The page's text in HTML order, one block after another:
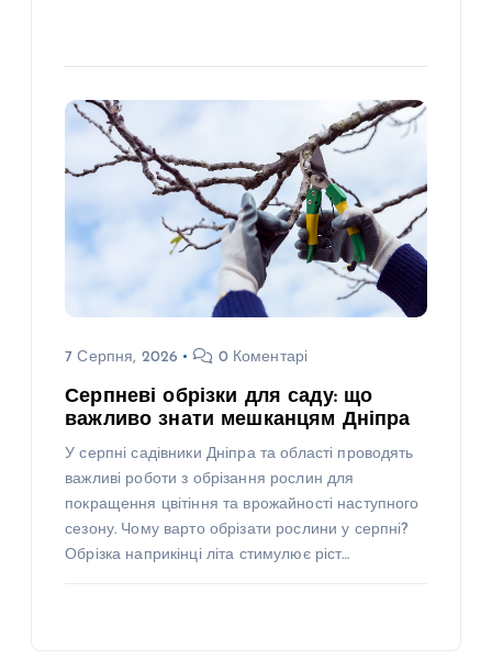
7 Серпня, 2026 0 Коментарі
Серпневі обрізки для саду: що
важливо знати мешканцям Дніпра
У серпні садівники Дніпра та області проводять
важливі роботи з обрізання рослин для
покращення цвітіння та врожайності наступного
сезону. Чому варто обрізати рослини у серпні?
Обрізка наприкінці літа стимулює ріст…